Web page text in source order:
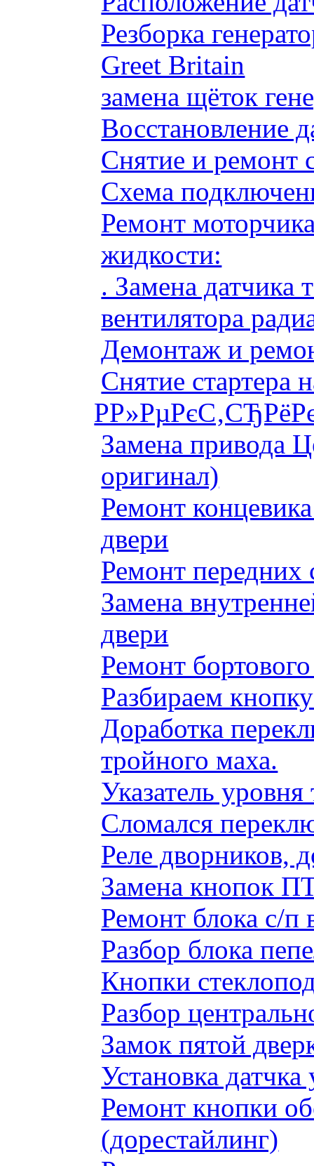
Резборка
Greet Britain
замена щёток
Восстановление
Снятие и ремонт
Схема
Ремонт
жидкости:
. Замена
вентилятора
Демонтаж и
Снятие
Замена привода
оригинал)
Ремонт
двери
Ремонт передних
Замена
двери
Ремонт
Разбираем
Доработка
тройного маха.
Указатель
Сломался
Реле дворников,
Замена кнопок
Ремонт блока с/п
Разбор блока
Кнопки
Разбор
Замок пятой
Установка
Ремонт кнопки
(дорестайлинг)